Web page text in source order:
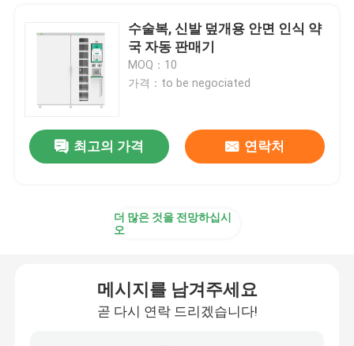
수술복, 신발 덮개용 안면 인식 약
국 자동 판매기
MOQ：10
가격：to be negociated
최고의 가격 연락처
더 많은 것을 전망하십시
오
메시지를 남겨주세요
곧 다시 연락 드리겠습니다!